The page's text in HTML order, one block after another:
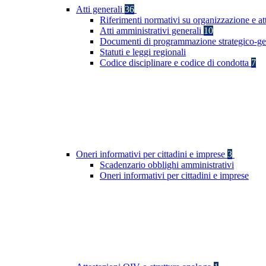
Atti generali 36
Riferimenti normativi su organizzazione e
Atti amministrativi generali 10
Documenti di programmazione strategico-
Statuti e leggi regionali
Codice disciplinare e codice di condotta 7
Oneri informativi per cittadini e imprese 3
Scadenzario obblighi amministrativi
Oneri informativi per cittadini e imprese